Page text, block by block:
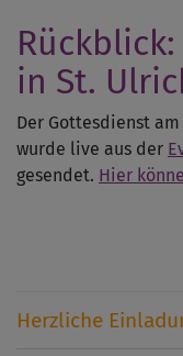
in St.
Der Gottesdienst am
wurde live aus der
gesendet. Hier
Herzliche